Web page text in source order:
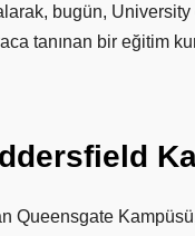
bugün,
tanınan bir eğitim
Queensgate